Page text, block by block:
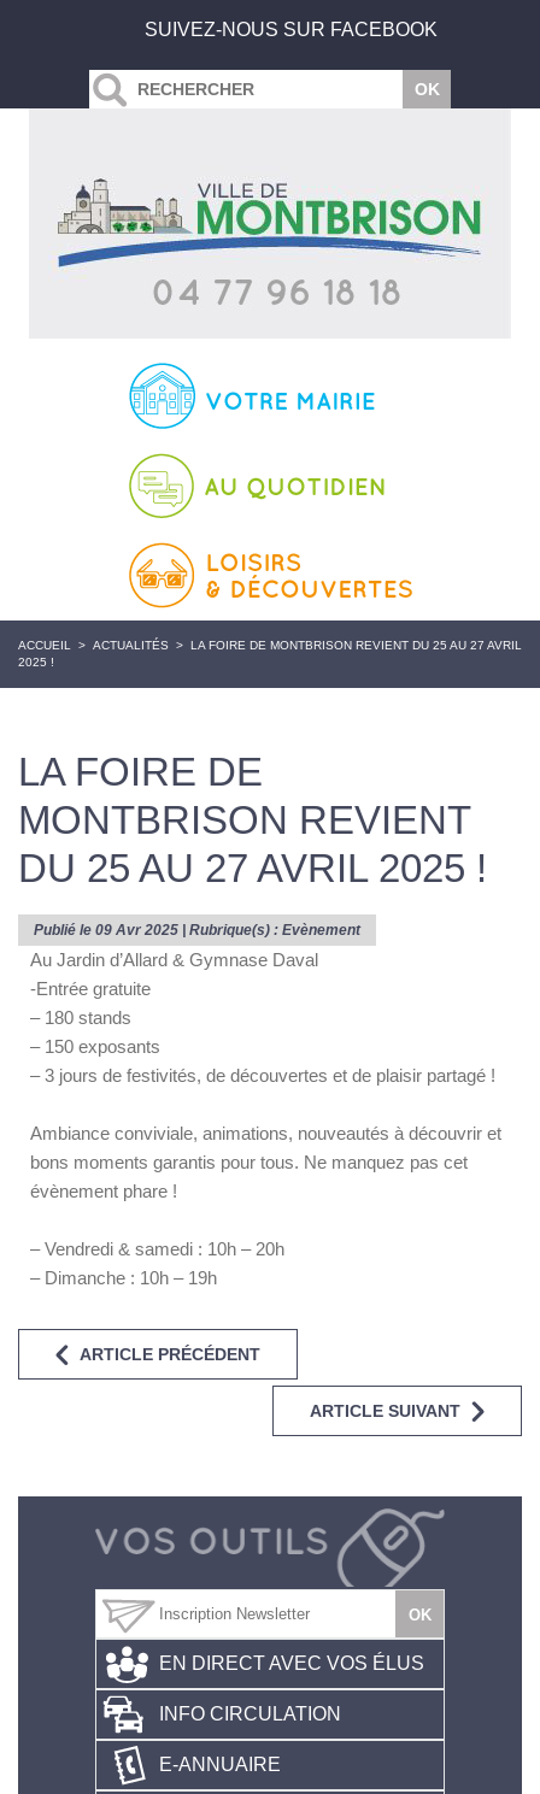
SUIVEZ-NOUS SUR FACEBOOK
ACCUEIL > ACTUALITÉS > LA FOIRE DE MONTBRISON REVIENT DU 25 AU 27 AVRIL
2025 !
LA FOIRE DE
MONTBRISON REVIENT
DU 25 AU 27 AVRIL 2025 !
Publié le 09 Avr 2025 | Rubrique(s) : Evènement
Au Jardin d’Allard & Gymnase Daval
-Entrée gratuite
– 180 stands
– 150 exposants
– 3 jours de festivités, de découvertes et de plaisir partagé !
Ambiance conviviale, animations, nouveautés à découvrir et
bons moments garantis pour tous. Ne manquez pas cet
évènement phare !
– Vendredi & samedi : 10h – 20h
– Dimanche : 10h – 19h
ARTICLE PRÉCÉDENT
ARTICLE SUIVANT
EN DIRECT AVEC VOS ÉLUS
INFO CIRCULATION
E-ANNUAIRE